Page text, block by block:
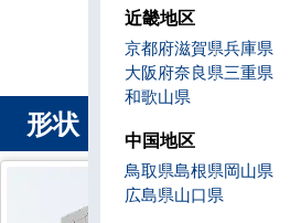
福岡県直工店所在地
形状 から業務用エア
近畿地区
京都府滋賀県兵庫県
大阪府奈良県三重県
和歌山県
中国地区
鳥取県島根県岡山県
広島県山口県